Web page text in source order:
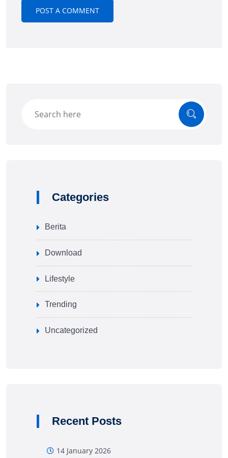
Categories
Berita
Download
Lifestyle
Trending
Uncategorized
Recent Posts
14 January 2026